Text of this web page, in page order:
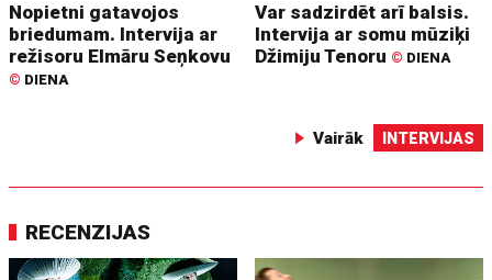
Nopietni gatavojos
briedumam. Intervija ar
režisoru Elmāru Seņkovu
© DIENA
Var sadzirdēt arī balsis.
Intervija ar somu mūziķi
Džimiju Tenoru © DIENA
Vairāk INTERVIJAS
RECENZIJAS